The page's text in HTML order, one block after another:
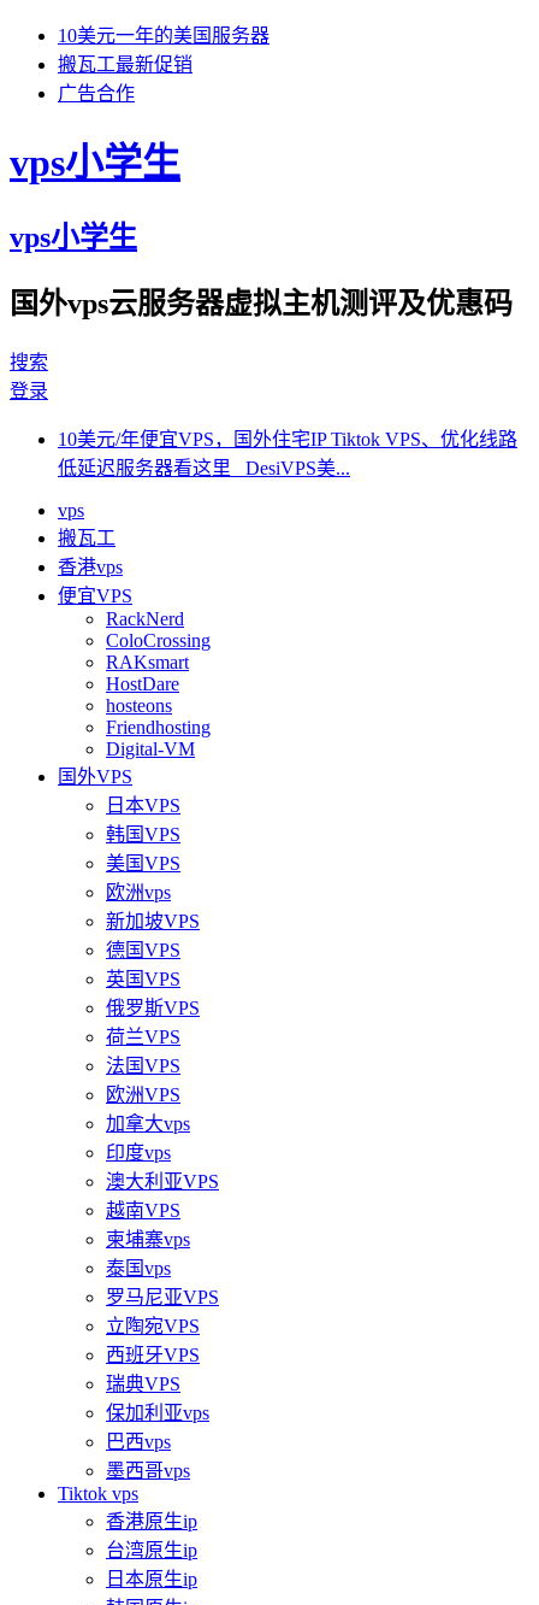
10美元一年的美国服务器
搬瓦工最新促销
广告合作
vps小学生
vps小学生
国外vps云服务器虚拟主机测评及优惠码
搜索
登录
10美元/年便宜VPS，国外住宅IP Tiktok VPS、优化线路
低延迟服务器看这里 DesiVPS美...
vps
搬瓦工
香港vps
便宜VPS
RackNerd
ColoCrossing
RAKsmart
HostDare
hosteons
Friendhosting
Digital-VM
国外VPS
日本VPS
韩国VPS
美国VPS
欧洲vps
新加坡VPS
德国VPS
英国VPS
俄罗斯VPS
荷兰VPS
法国VPS
欧洲VPS
加拿大vps
印度vps
澳大利亚VPS
越南VPS
柬埔寨vps
泰国vps
罗马尼亚VPS
立陶宛VPS
西班牙VPS
瑞典VPS
保加利亚vps
巴西vps
墨西哥vps
Tiktok vps
香港原生ip
台湾原生ip
日本原生ip